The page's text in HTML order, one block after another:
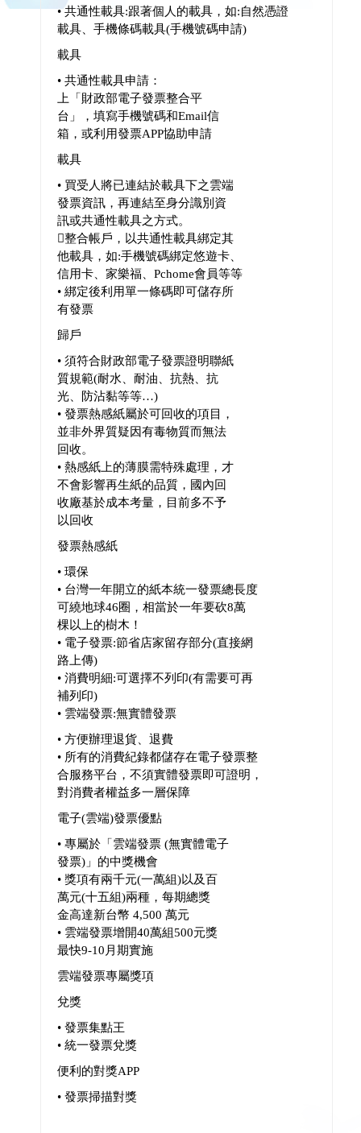
• 共通性載具:跟著個人的載具，如:自然憑證
載具、手機條碼載具(手機號碼申請)
載具
• 共通性載具申請：
上「財政部電子發票整合平
台」，填寫手機號碼和Email信
箱，或利用發票APP協助申請
載具
• 買受人將已連結於載具下之雲端
發票資訊，再連結至身分識別資
訊或共通性載具之方式。
整合帳戶，以共通性載具綁定其
他載具，如:手機號碼綁定悠遊卡、
信用卡、家樂福、Pchome會員等等
• 綁定後利用單一條碼即可儲存所
有發票
歸戶
• 須符合財政部電子發票證明聯紙
質規範(耐水、耐油、抗熱、抗
光、防沾黏等等…)
• 發票熱感紙屬於可回收的項目，
並非外界質疑因有毒物質而無法
回收。
• 熱感紙上的薄膜需特殊處理，才
不會影響再生紙的品質，國內回
收廠基於成本考量，目前多不予
以回收
發票熱感紙
• 環保
• 台灣一年開立的紙本統一發票總長度
可繞地球46圈，相當於一年要砍8萬
棵以上的樹木！
• 電子發票:節省店家留存部分(直接網
路上傳)
• 消費明細:可選擇不列印(有需要可再
補列印)
• 雲端發票:無實體發票
• 方便辦理退貨、退費
• 所有的消費紀錄都儲存在電子發票整
合服務平台，不須實體發票即可證明，
對消費者權益多一層保障
電子(雲端)發票優點
• 專屬於「雲端發票 (無實體電子
發票)」的中獎機會
• 獎項有兩千元(一萬組)以及百
萬元(十五組)兩種，每期總獎
金高達新台幣 4,500 萬元
• 雲端發票增開40萬組500元獎
最快9-10月期實施
雲端發票專屬獎項
兌獎
• 發票集點王
• 統一發票兌獎
便利的對獎APP
• 發票掃描對獎